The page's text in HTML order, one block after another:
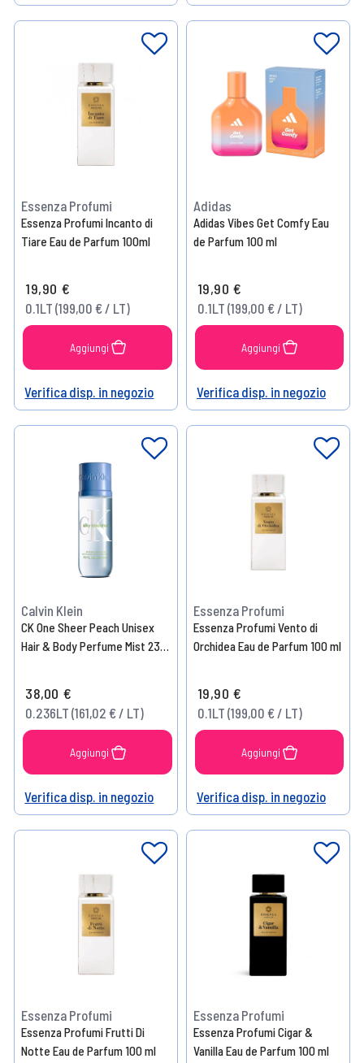
Essenza Profumi
Essenza Profumi Incanto di
Tiare Eau de Parfum 100ml
19,90 €
0.1LT (199,00 € / LT)
Aggiungi
Help
Verifica disp. in negozio
Adidas
Adidas Vibes Get Comfy Eau
de Parfum 100 ml
19,90 €
0.1LT (199,00 € / LT)
Aggiungi
Help
Verifica disp. in negozio
Calvin Klein
CK One Sheer Peach Unisex
Hair & Body Perfume Mist 236
38,00 €
0.236LT (161,02 € / LT)
Aggiungi
Help
Verifica disp. in negozio
Essenza Profumi
Essenza Profumi Vento di
Orchidea Eau de Parfum 100 ml
19,90 €
0.1LT (199,00 € / LT)
Aggiungi
Help
Verifica disp. in negozio
Essenza Profumi
Essenza Profumi Frutti Di
Notte Eau de Parfum 100 ml
Essenza Profumi
Essenza Profumi Cigar &
Vanilla Eau de Parfum 100 ml